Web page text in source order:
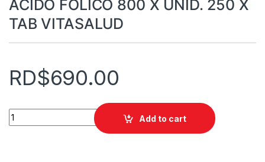
ACIDO FOLICO 800 X UNID. 250 X
TAB VITASALUD
RD$690.00
ACIDO FOLICO 800 X UNID. 250 X TAB VITASALUD quantity
Add to cart